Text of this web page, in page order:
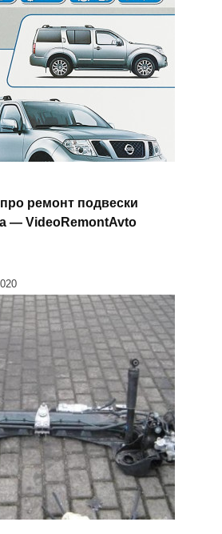
ремонт подвески
— VideoRemontAvto